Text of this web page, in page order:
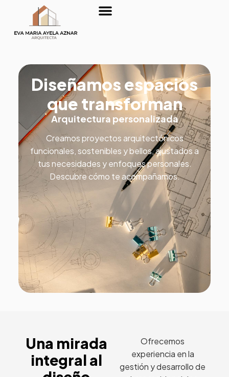
Diseñamos espacios
que transforman
Arquitectura personalizada
Creamos proyectos arquitectónicos
funcionales, sostenibles y bellos, ajustados a
tus necesidades y enfoques personales.
Descubre cómo te acompañamos.
Una mirada
integral al
Ofrecemos
experiencia en la
gestión y desarrollo de